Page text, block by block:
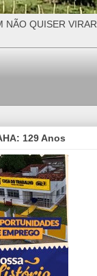
NÃO QUISER VIRAR
129 Anos